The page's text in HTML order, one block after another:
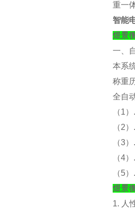
重一
智能
煜景
一、
本系
称重
全自
（1
（2
（3）
（4）
（5
煜景
1. 人